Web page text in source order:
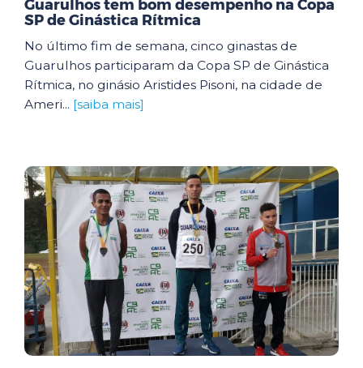
Guarulhos tem bom desempenho na Copa
SP de Ginástica Rítmica
No último fim de semana, cinco ginastas de
Guarulhos participaram da Copa SP de Ginástica
Rítmica, no ginásio Aristides Pisoni, na cidade de
Ameri... [saiba mais]